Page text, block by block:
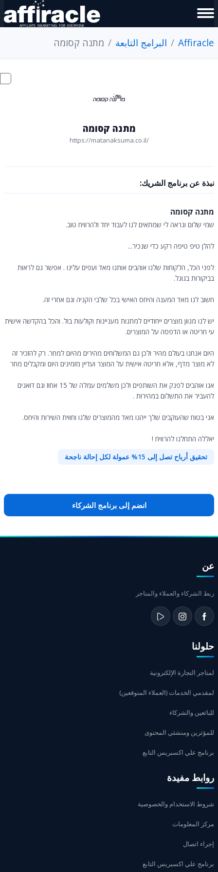
Affiracle البرامج التابعة מתנה קסומה
מתנה קסומה
https://matanaksuma.co.il/
نبذة عن برنامج الشريك:
מתנה קסומה
שמי שלום ונראה לי שמתאים לנו לעבוד יחד ולהרוויח טוב.
להלן טיפ טיפה רקע כדי שנכיר...
לפני הכל, הלקוחות שלנו אוהבים אותנו מאד ועפים עלינו . אפשר גם לראות
בביקורות בגוגל.
חשוב לנו מאד המענה והיחס האישי בכל שלבי הקניה וגם אחרי זה.
יש לנו מגוון מוצרים ייחודיים למתנות מעניינות וקולעות בול. והכל בהקדשה אישית
עי חריטה או הדפסה על המוצרים.
היום אנחנו בעולם מהיר ולכן גם המשלוחים מהירים מהיום למחר. רק להזכיר זה
לא מוצר מדף, אלא חריטה אישית על המוצר ועדיין מזמינים היום ומקבלים מחר
אנו אוהבים לפנק את השותפים ולכן משלמים עמלה של 15 אחוז וגם דואגים
להעביר את התשלום במהירות .
אני בטוח שהעוקבים שלך ייהנו מאד מהמוצרים שלנו וחווית השירות והיחס.
יאללה התחלנו להרוויח !
تحقيق أرباح تصل إلى 15% عمولة لكل إحالة ناجحة
انضم إلى برنامج الشركاء
عن
ربط الشركاء والعملاء والمتاجر
حلولنا
لمتاجر التجارة الإلكترونية
لمقدمي الخدمات (العملاء المتوقعين)
للبائعين والشركاء
للمؤثرين ومنشئي المحتوى
برنامج علي اكسبريس التابع
روابط مفيدة
شروط الاستخدام والخصوصية
مركز المعلومات
إجراء اتصال
برنامج علي اكسبريس التابع